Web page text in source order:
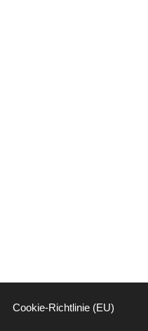
Cookie-Richtlinie (EU)